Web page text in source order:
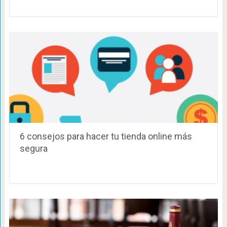
6 consejos para hacer tu tienda online más
segura